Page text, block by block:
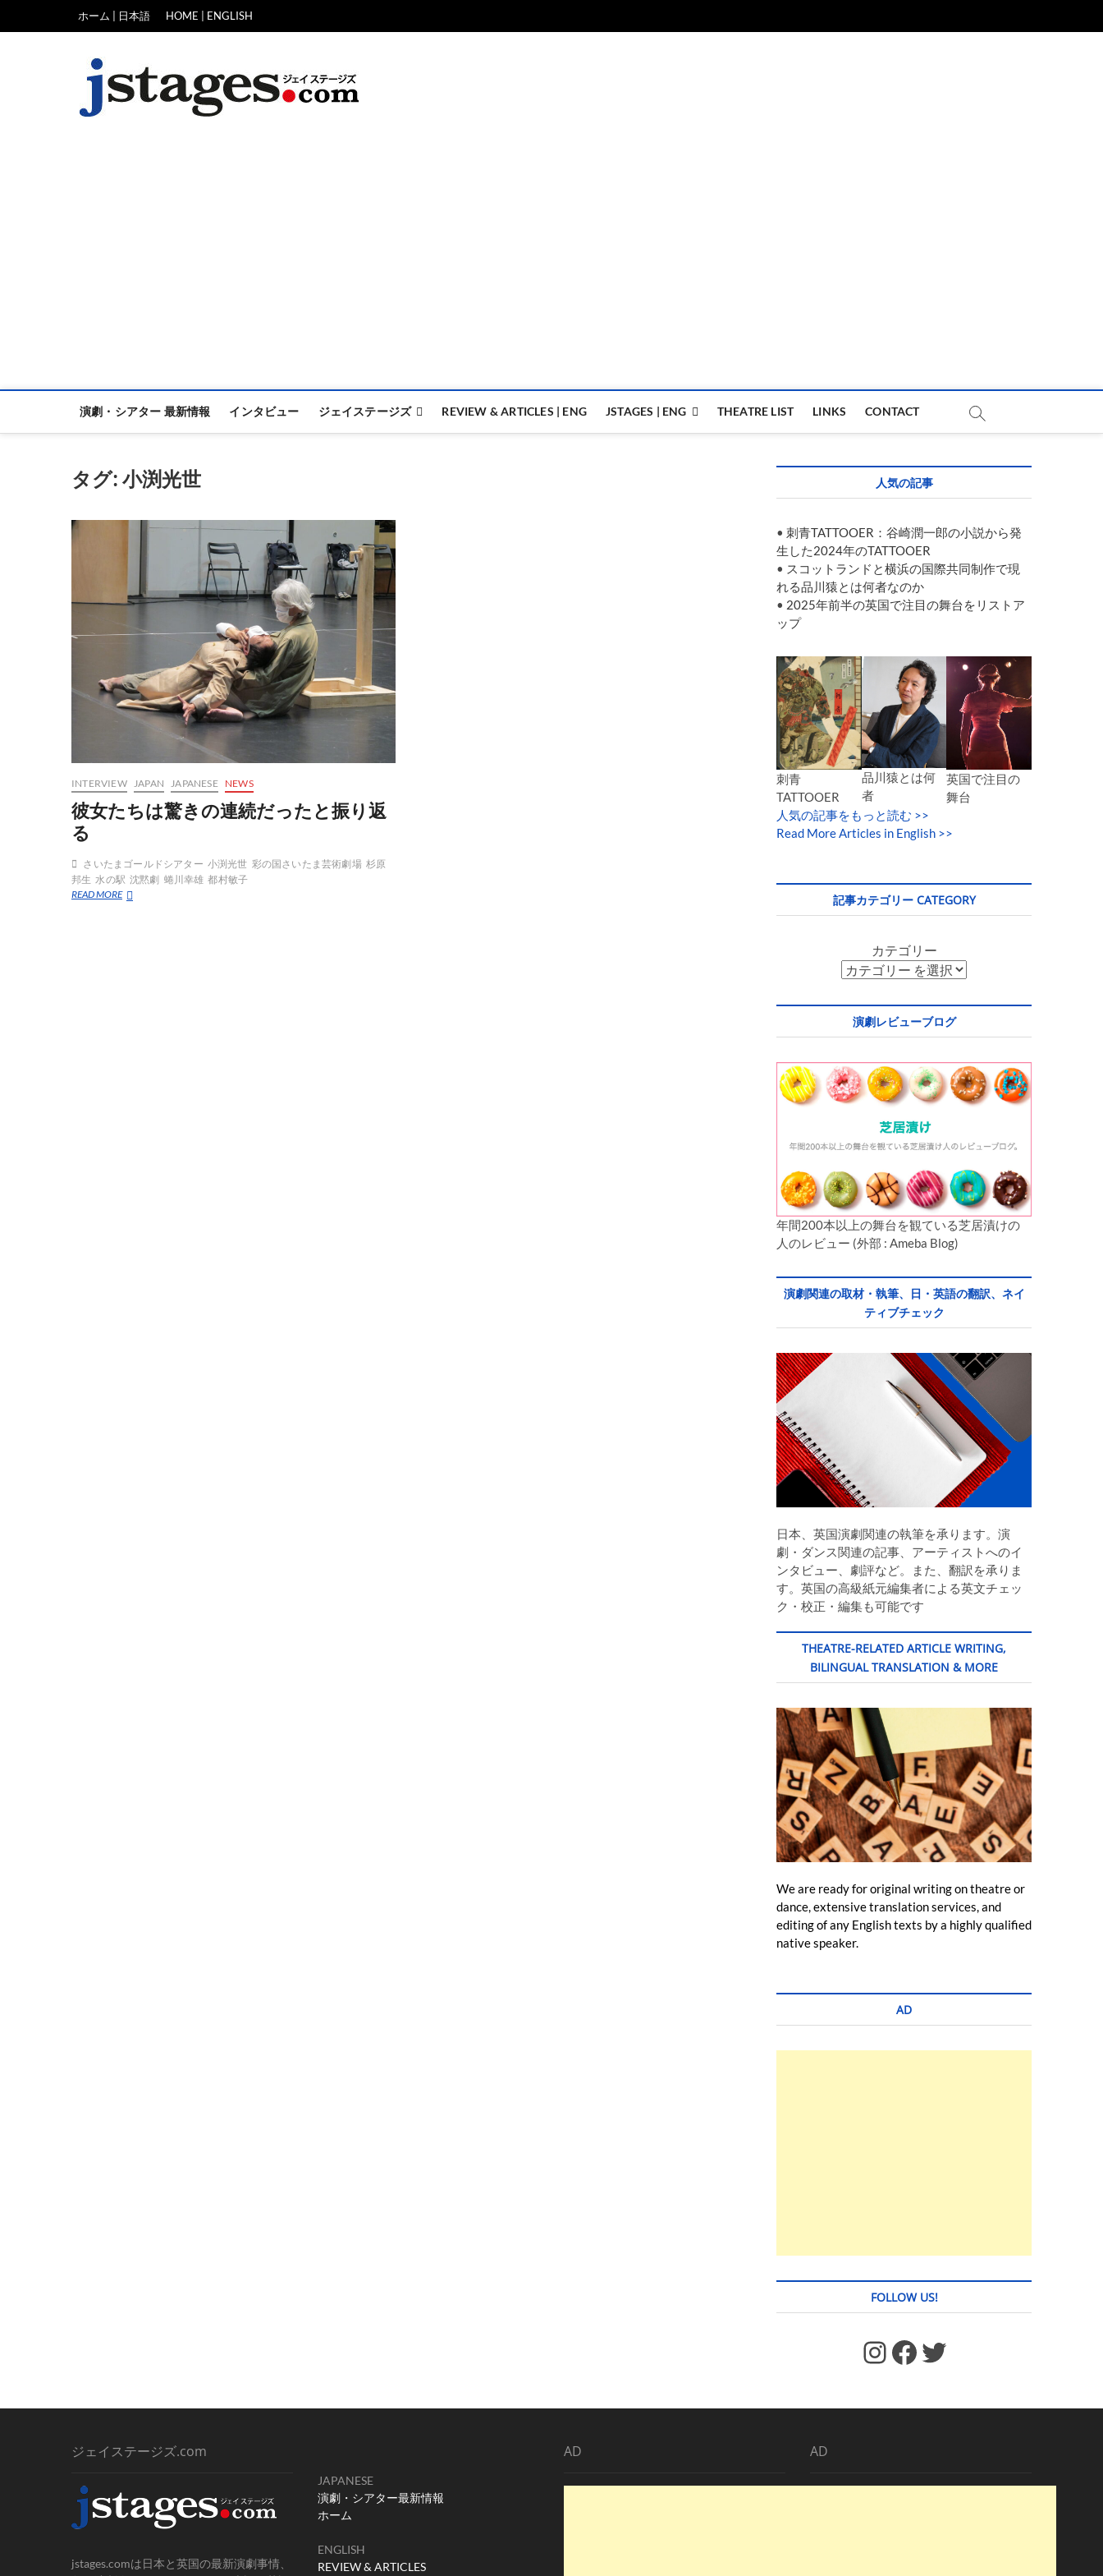
ホーム | 日本語 HOME | ENGLISH
演劇・シアター 最新情報 インタビュー ジェイステージズ REVIEW & ARTICLES | ENG JSTAGES | ENG THEATRE LIST LINKS CONTACT
タグ:小渕光世
INTERVIEW JAPAN JAPANESE NEWS
彼女たちは驚きの連続だったと振り返
る
さいたまゴールドシアター 小渕光世 彩の国さいたま芸術劇場 杉原
邦生 水の駅 沈黙劇 蜷川幸雄 都村敏子
READ MORE彼
人気の記事
• 刺青TATTOOER：谷崎潤一郎の小説から発
生した2024年のTATTOOER
• スコットランドと横浜の国際共同制作で現
れる品川猿とは何者なのか
• 2025年前半の英国で注目の舞台をリストア
ップ
刺青
TATTOOER
品川猿とは何
者
英国で注目の
舞台
人気の記事をもっと読む >>
Read More Articles in English >>
記事カテゴリー CATEGORY
カテゴリー
演劇レビューブログ
年間200本以上の舞台を観ている芝居漬けの
人のレビュー (外部 : Ameba Blog)
演劇関連の取材・執筆、日・英語の翻訳、ネイ
ティブチェック
日本、英国演劇関連の執筆を承ります。演
劇・ダンス関連の記事、アーティストへのイ
ンタビュー、劇評など。また、翻訳を承りま
す。英国の高級紙元編集者による英文チェッ
ク・校正・編集も可能です
THEATRE-RELATED ARTICLE WRITING,
BILINGUAL TRANSLATION & MORE
We are ready for original writing on theatre or
dance, extensive translation services, and
editing of any English texts by a highly qualified
native speaker.
AD
FOLLOW US!
https://www.facebook.com/jstages/ Facebook Twitter
ジェイステージズ.com
jstages.comは日本と英国の最新演劇事情、
JAPANESE
演劇・シアター最新情報
ホーム
ENGLISH
REVIEW & ARTICLES
AD AD